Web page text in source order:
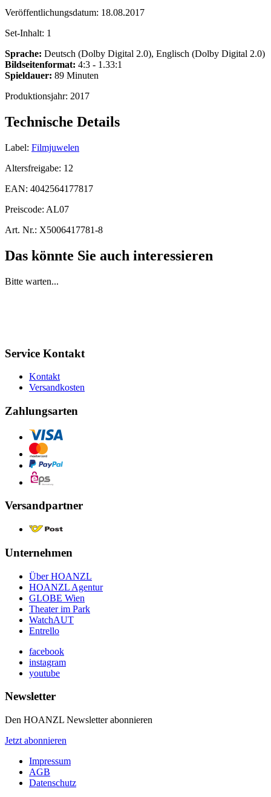
Veröffentlichungsdatum: 18.08.2017
Set-Inhalt: 1
Sprache: Deutsch (Dolby Digital 2.0), Englisch (Dolby Digital 2.0)
Bildseitenformat: 4:3 - 1.33:1
Spieldauer: 89 Minuten
Produktionsjahr: 2017
Technische Details
Label: Filmjuwelen
Altersfreigabe: 12
EAN: 4042564177817
Preiscode: AL07
Art. Nr.: X5006417781-8
Das könnte Sie auch interessieren
Bitte warten...
Service Kontakt
Kontakt
Versandkosten
Zahlungsarten
Versandpartner
Unternehmen
Über HOANZL
HOANZL Agentur
GLOBE Wien
Theater im Park
WatchAUT
Entrello
facebook
instagram
youtube
Newsletter
Den HOANZL Newsletter abonnieren
Jetzt abonnieren
Impressum
AGB
Datenschutz